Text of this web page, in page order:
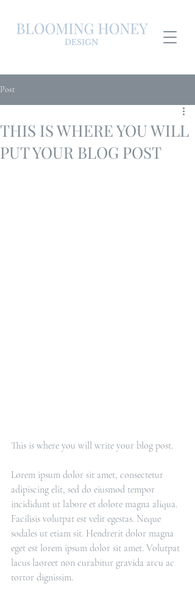
Post
THIS IS WHERE YOU WILL
PUT YOUR BLOG POST
This is where you will write your blog post.
Lorem ipsum dolor sit amet, consectetur
adipiscing elit, sed do eiusmod tempor
incididunt ut labore et dolore magna aliqua.
Facilisis volutpat est velit egestas. Neque
sodales ut etiam sit. Hendrerit dolor magna
eget est lorem ipsum dolor sit amet. Volutpat
lacus laoreet non curabitur gravida arcu ac
tortor dignissim.